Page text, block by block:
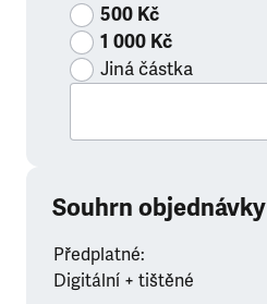
500 Kč
1 000 Kč
Jiná částka
Souhrn objednávky
Předplatné:
Digitální + tištěné